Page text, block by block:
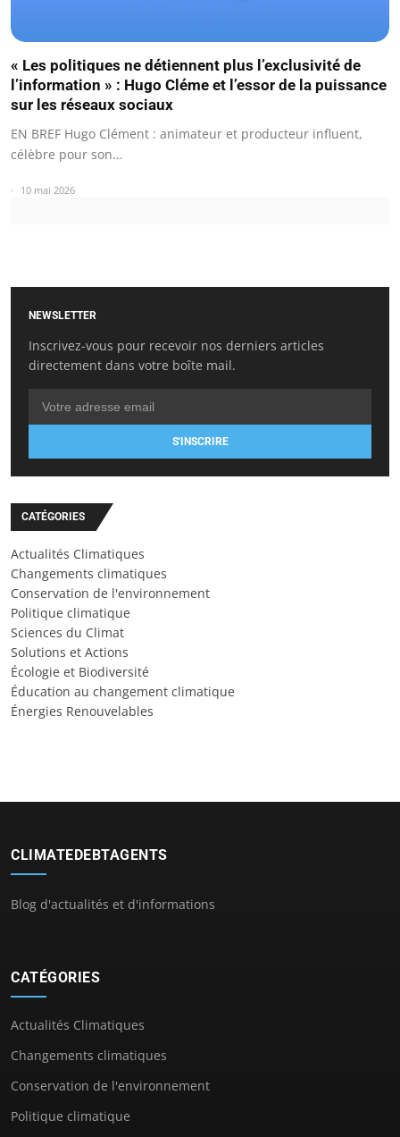
« Les politiques ne détiennent plus l’exclusivité de
l’information » : Hugo Cléme et l’essor de la puissance
sur les réseaux sociaux
EN BREF Hugo Clément : animateur et producteur influent,
célèbre pour son…
10 mai 2026
NEWSLETTER
Inscrivez-vous pour recevoir nos derniers articles
directement dans votre boîte mail.
S'INSCRIRE
CATÉGORIES
Actualités Climatiques
Changements climatiques
Conservation de l'environnement
Politique climatique
Sciences du Climat
Solutions et Actions
Écologie et Biodiversité
Éducation au changement climatique
Énergies Renouvelables
CLIMATEDEBTAGENTS
Blog d'actualités et d'informations
CATÉGORIES
Actualités Climatiques
Changements climatiques
Conservation de l'environnement
Politique climatique